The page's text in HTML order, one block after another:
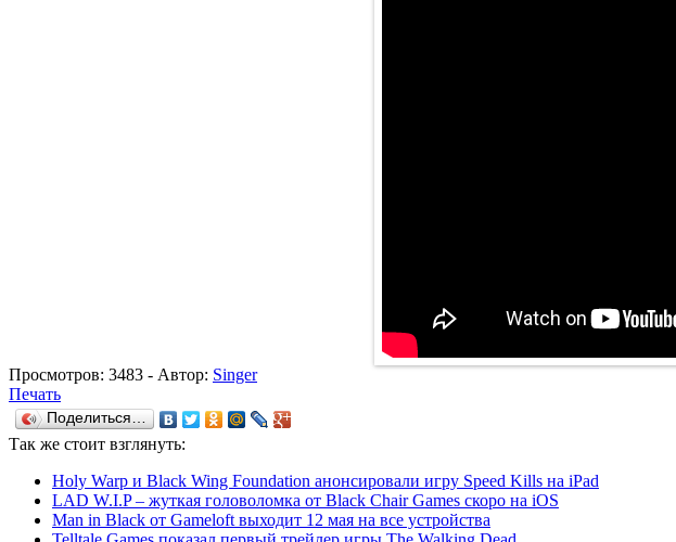
Просмотров: 3483 - Автор: Singer
Печать
Поделиться…
Так же стоит взглянуть:
Holy Warp и Black Wing Foundation анонсировали игру Speed Kills на iPad
LAD W.I.P – жуткая головоломка от Black Chair Games скоро на iOS
Man in Black от Gameloft выходит 12 мая на все устройства